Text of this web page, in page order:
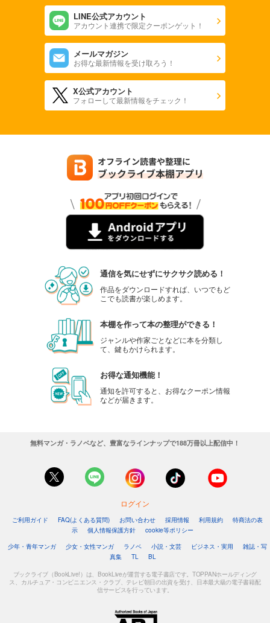
880円 (税込)
あらすじを表示する
週刊東洋経済 2025年10/11・10/18合併号
880円 (税込)
週刊東洋経済 2025年9/27・10/4合併号
880円 (税込)
あらすじを表示する
週刊東洋経済 2025年9/13・20合併号
880
円 (税込)
週刊東洋経済 2025/9/6号
880円 (税込)
試し読み
あらすじを表示する
880 円 (税込)
カート
試し読み
あらすじを表示する
週刊東洋経済 2025/8/23号
880 円 (税込)
あらすじを表示する
週刊東洋経済 2025/8/9-16合併号
LINE公式アカウント
アカウント連携で限定クーポンゲット！
メールマガジン
お得な最新情報を受け取ろう！
X公式アカウント
フォローして最新情報をチェック！
通信を気にせずにサクサク読める！
作品をダウンロードすれば、いつでもど
こでも読書が楽しめます。
本棚を作って本の整理ができる！
ジャンルや作家ごとなどに本を分類し
て、鍵もかけられます。
お得な通知機能！
通知を許可すると、お得なクーポン情報
などが届きます。
無料マンガ・ラノベなど、豊富なラインナップで188万冊以上配信中！
ログイン
ご利用ガイド FAQ(よくある質問) お問い合わせ 採用情報 利用規約
特商法の表
示
個人情報保護方針
cookie等ポリシー
少年・青年マンガ
少女・女性マンガ ラノベ 小説・文芸 ビジネス・実用
雑誌・写
真集
TL BL
ブックライブ（BookLive!）は、BookLiveが運営する電子書店です。TOPPANホールディング
ス、カルチュア・コンビニエンス・クラブ、テレビ朝日の出資を受け、日本最大級の電子書籍配
信サービスを行っています。